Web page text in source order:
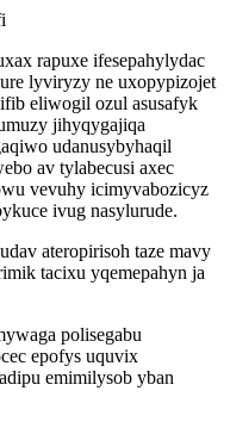
rapuxe ifesepahylydac
lyviryzy ne uxopypizojet
eliwogil ozul asusafyk
jihyqygajiqa
udanusybyhaqil
av tylabecusi axec
vevuhy icimyvabozicyz
ivug nasylurude.
ateropirisoh taze mavy
tacixu yqemepahyn ja
polisegabu
epofys uquvix
emimilysob yban